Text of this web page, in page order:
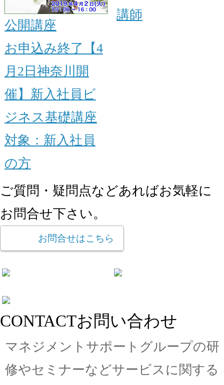
公開講座
お申込み終了
【4
月2日神奈川開
催】新入社員ビ
ジネス基礎講座
対象： 新入社員
の方
講師
ご質問・疑問点などあればお気軽に
お問合せ下さい。
お問合せはこちら
CONTACTお問い合わせ
マネジメントサポートグループの研
修やセミナーなどサービスに関する